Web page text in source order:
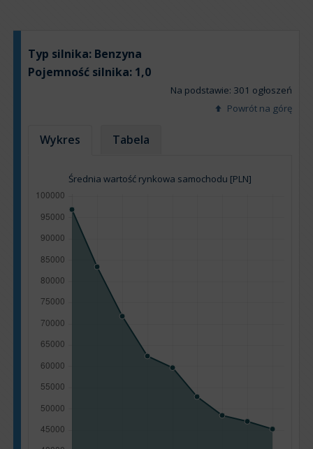
Typ silnika: Benzyna
Pojemność silnika: 1,0
Na podstawie: 301 ogłoszeń
Powrót na górę
Wykres Tabela
Średnia wartość rynkowa samochodu [PLN]